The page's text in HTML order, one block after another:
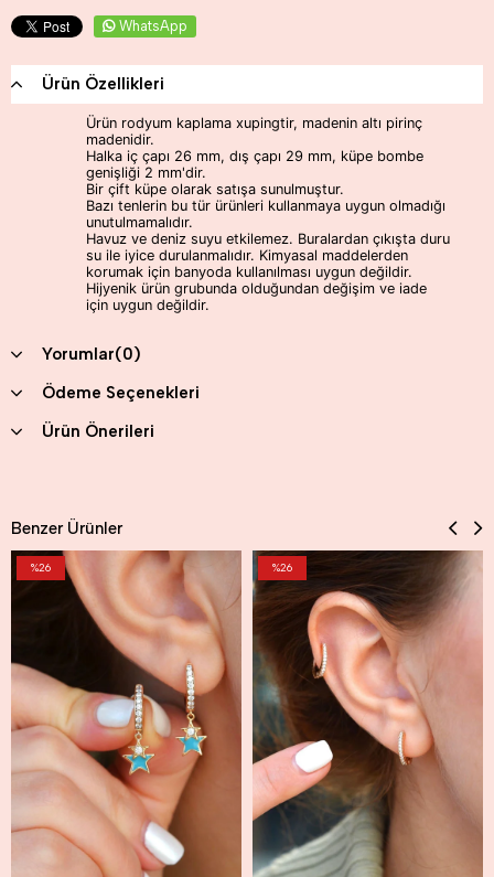
WhatsApp
Ürün Özellikleri
Ürün rodyum kaplama xupingtir, madenin altı pirinç
madenidir.
Halka iç çapı 26 mm, dış çapı 29 mm, küpe bombe
genişliği 2 mm'dir.
Bir çift küpe olarak satışa sunulmuştur.
Bazı tenlerin bu tür ürünleri kullanmaya uygun olmadığı
unutulmamalıdır.
Havuz ve deniz suyu etkilemez. Buralardan çıkışta duru
su ile iyice durulanmalıdır. Kimyasal maddelerden
korumak için banyoda kullanılması uygun değildir.
Hijyenik ürün grubunda olduğundan değişim ve iade
için uygun değildir.
Yorumlar(0)
Ödeme Seçenekleri
Ürün Önerileri
Benzer Ürünler
%26 %26